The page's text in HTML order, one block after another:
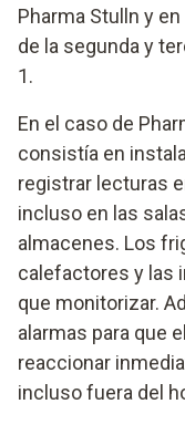
Pharma Stulln y
de la segunda y
1.
En el caso de
consistía en
registrar lecturas
incluso en las
almacenes. Los
calefactores y las
que monitorizar.
alarmas para que
reaccionar
incluso fuera del